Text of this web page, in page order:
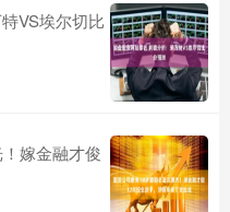
VS埃尔切比
嫁金融才俊